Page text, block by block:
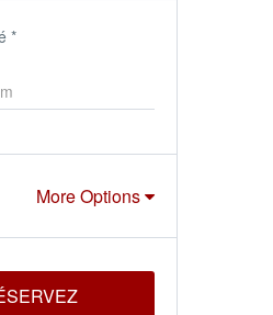
*
More Options